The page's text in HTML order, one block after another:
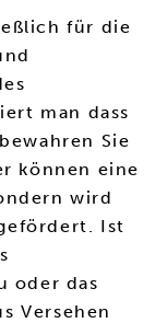
für die
man dass
Sie
können eine
wird
Ist
oder das
Versehen